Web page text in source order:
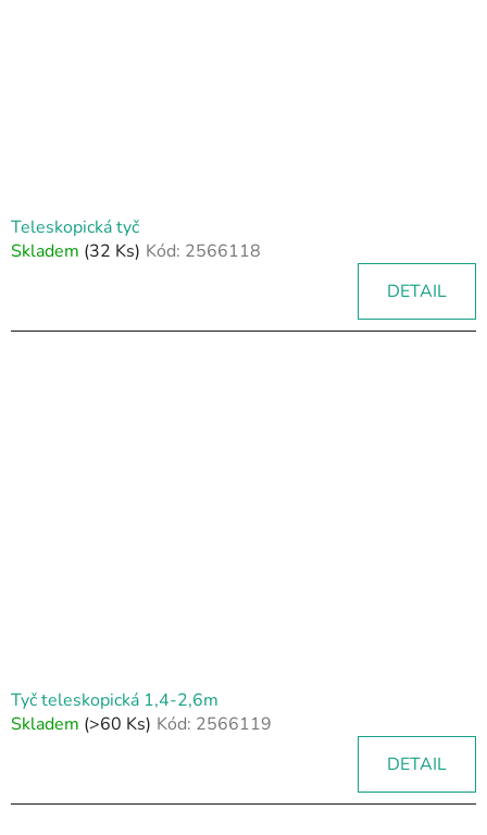
Teleskopická tyč
Skladem (32 Ks) Kód: 2566118
DETAIL
Tyč teleskopická 1,4-2,6m
Skladem (>60 Ks) Kód: 2566119
DETAIL